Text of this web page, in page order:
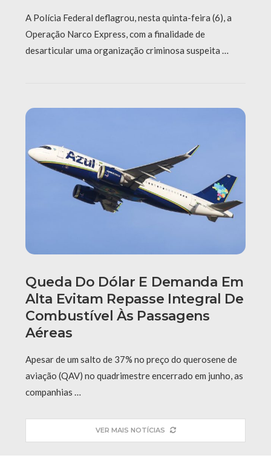
A Polícia Federal deflagrou, nesta quinta-feira (6), a
Operação Narco Express, com a finalidade de
desarticular uma organização criminosa suspeita …
Queda Do Dólar E Demanda Em
Alta Evitam Repasse Integral De
Combustível Às Passagens
Aéreas
Apesar de um salto de 37% no preço do querosene de
aviação (QAV) no quadrimestre encerrado em junho, as
companhias …
VER MAIS NOTÍCIAS